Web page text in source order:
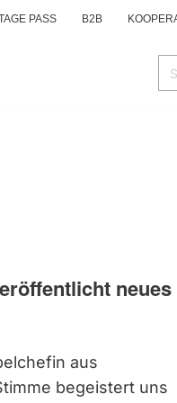
PASS B2B
neues
aus
begeistert uns